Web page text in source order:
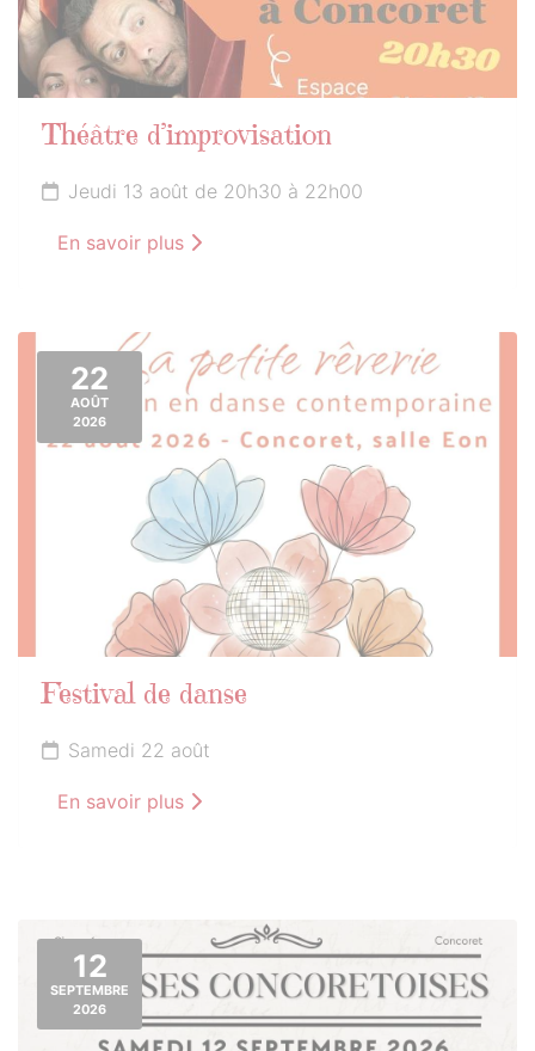
Théâtre d’improvisation
Jeudi 13 août de 20h30 à 22h00
En savoir plus
22
AOÛT
2026
Festival de danse
Samedi 22 août
En savoir plus
12
SEPTEMBRE
2026